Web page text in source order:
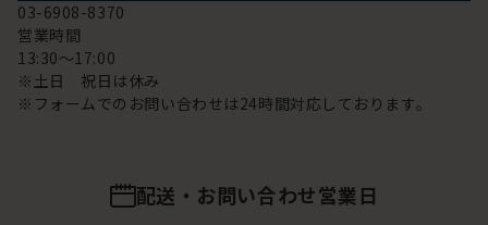
03-6908-8370
営業時間
13:30～17:00
※土日 祝日は休み
※フォームでのお問い合わせは24時間対応しております。
配送・お問い合わせ営業日